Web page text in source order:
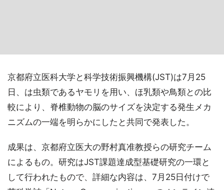
京都府立医科大学と科学技術振興機構(JST)は7月25
日、は虫類であるヤモリを用い、ほ乳類や鳥類との比
較により、脊椎動物の脳のサイズを決定する発生メカ
ニズムの一端を明らかにしたと共同で発表した。
成果は、京都府立医大の野村真准教授らの研究チーム
によるもの。研究はJST課題達成型基礎研究の一環と
して行われたもので、詳細な内容は、7月25日付けで